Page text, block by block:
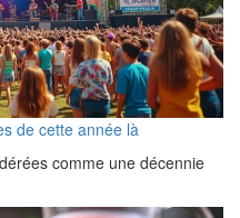
de cette année là
comme une décennie